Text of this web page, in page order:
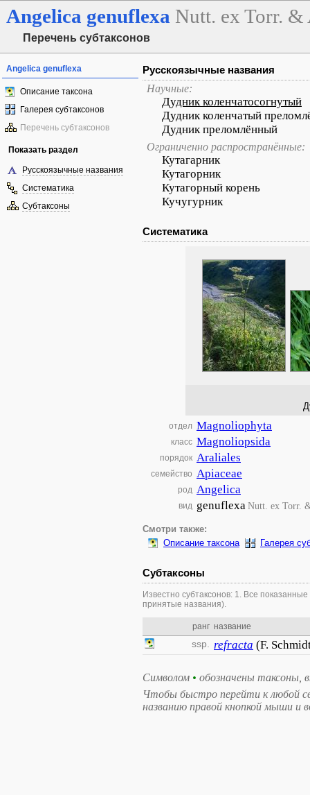
Angelica genuflexa Nutt. ex Torr. &
Перечень субтаксонов
Angelica genuflexa
Описание таксона
Галерея субтаксонов
Перечень субтаксонов
Показать раздел
Русскоязычные названия
Систематика
Субтаксоны
Русскоязычные названия
Научные:
Дудник коленчатосогнутый
Дудник коленчатый
Дудник преломлённый
Ограниченно распространённые:
Кутагарник
Кутагорник
Кутагорный корень
Кучугурник
Систематика
отдел Magnoliophyta
класс Magnoliopsida
порядок Araliales
семейство Apiaceae
род Angelica
вид genuflexaNutt. ex Torr.
Смотри также:
Описание таксона
Галерея
Субтаксоны
Известно субтаксонов: 1. Все
принятые названия).
ранг название
ssp. refracta (F.
Символом • обозначены таксоны,
Чтобы быстро перейти к любой
названию правой кнопкой мыши и